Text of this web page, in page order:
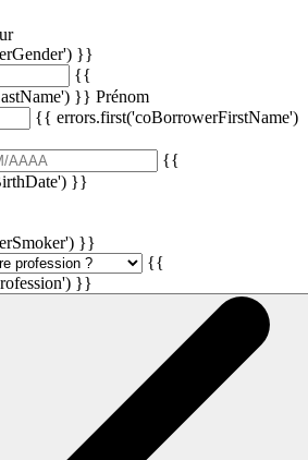
}}
{{
}} Prénom
{{ errors.first('coBorrowerFirstName')
{{
}}
}}
{{
}}